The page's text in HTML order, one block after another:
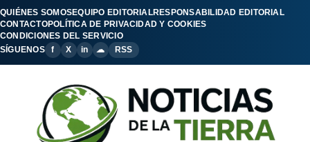
QUIÉNES SOMOSEQUIPO EDITORIALRESPONSABILIDAD EDITORIAL
CONTACTOPOLÍTICA DE PRIVACIDAD Y COOKIES
CONDICIONES DEL SERVICIO
SÍGUENOS
f X in ☁ RSS